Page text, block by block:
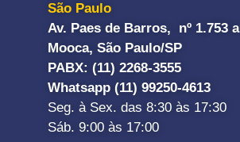
São Paulo
Av. Paes de Barros, nº 1.753 a
Mooca, São Paulo/SP
PABX: (11) 2268-3555
Whatsapp (11) 99250-4613
Seg. à Sex. das 8:30 às 17:30
Sáb. 9:00 às 17:00